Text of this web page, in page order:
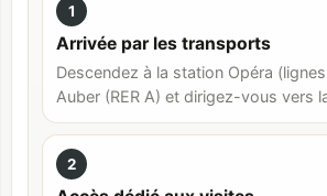
1
Arrivée par les transports
Descendez à la station Opéra
Auber (RER A) et dirigez-vous vers
2